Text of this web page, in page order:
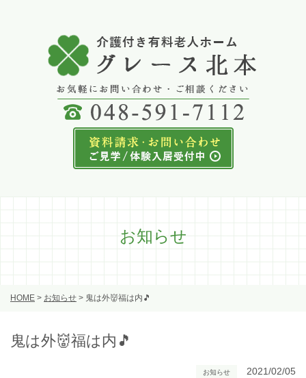
お知らせ
HOME > お知らせ > 鬼は外👹福は内🎵
鬼は外👹福は内🎵
お知らせ 2021/02/05